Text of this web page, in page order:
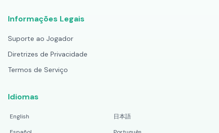
Informações Legais
Suporte ao Jogador
Diretrizes de Privacidade
Termos de Serviço
Idiomas
English
日本語